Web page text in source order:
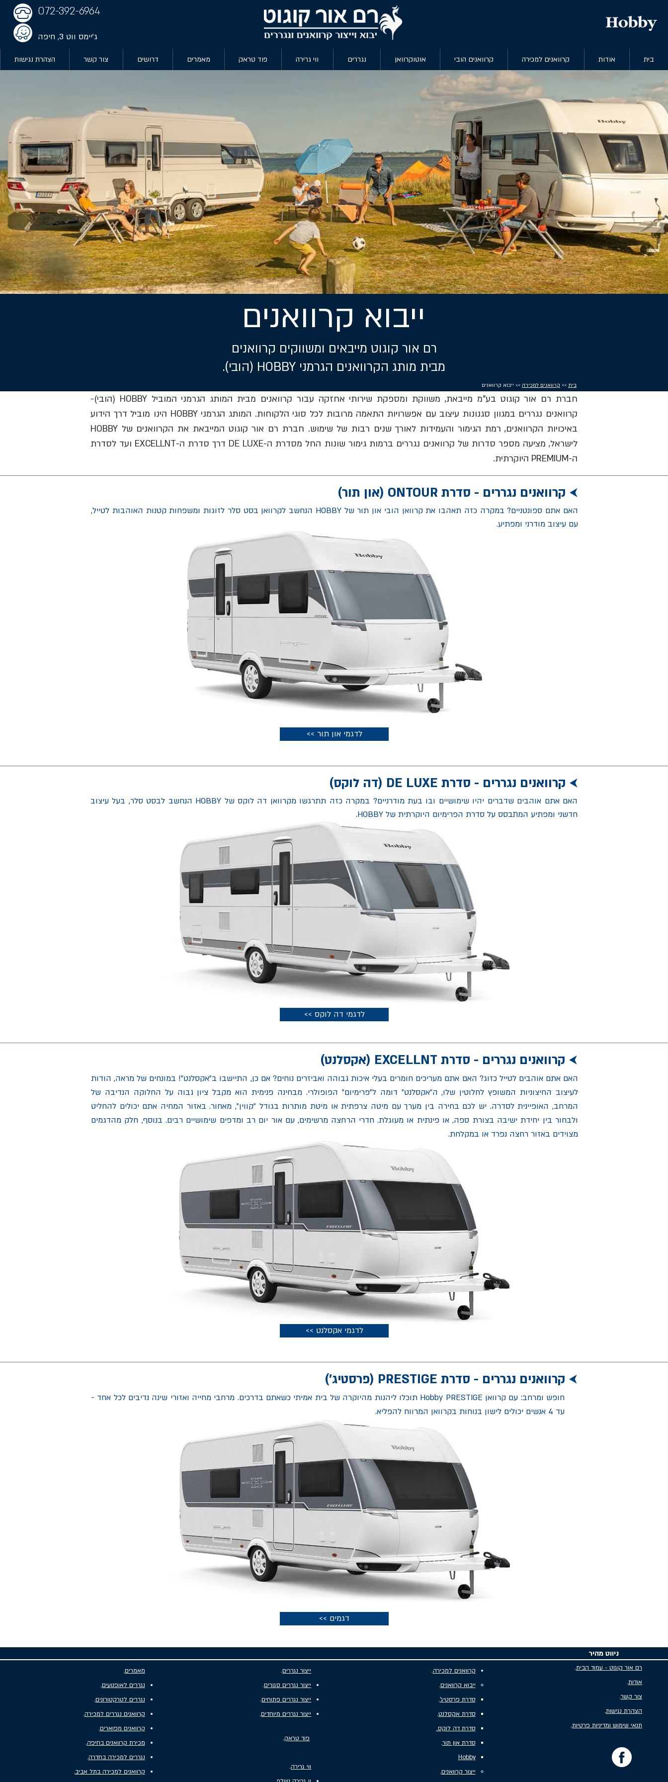
072-392-6964
ג'יימס ווט 3, חיפה
בית אודות קרוואנים למכירה קרוואנים הובי אוטוקרוואן נגררים ווי גרירה פוד טראק מאמרים דרושים צור קשר הצהרת נגישות
ייבוא קרוואנים
רם אור קוגוט מייבאים ומשווקים קרוואנים
מבית מותג הקרוואנים הגרמני HOBBY (הובי).
בית >> קרוואנים למכירה >> ייבוא קרוואנים
חברת רם אור קוגוט בע"מ מייבאת, משווקת ומספקת שירותי אחזקה עבור קרוואנים מבית המותג הגרמני המוביל HOBBY (הובי)-
קרוואנים נגררים במגוון סגנונות עיצוב עם אפשרויות התאמה מרובות לכל סוגי הלקוחות. המותג הגרמני HOBBY הינו מוביל דרך הידוע
באיכויות הקרוואנים, רמת הגימור והעמידות לאורך שנים רבות של שימוש. חברת רם אור קוגוט המייבאת את הקרוואנים של HOBBY
לישראל, מציעה מספר סדרות של קרוואנים נגררים ברמות גימור שונות החל מסדרת ה-DE LUXE דרך סדרת ה-EXCELLNT ועד לסדרת
ה-PREMIUM היוקרתית.
⮜ קרוואנים נגררים - סדרת ONTOUR (און תור)
האם אתם ספונטניים? במקרה כזה תאהבו את קרוואן הובי און תור של HOBBY הנחשב לקרוואן בסט סלר לזוגות ומשפחות קטנות האוהבות לטייל,
עם עיצוב מודרני ומפתיע.
המלאי אזל!
<< לדגמי און תור
⮜ קרוואנים נגררים - סדרת DE LUXE (דה לוקס)
האם אתם אוהבים שדברים יהיו שימושיים ובו בעת מודרניים? במקרה כזה תתרגשו מקרוואן דה לוקס של HOBBY הנחשב לבסט סלר, בעל עיצוב
חדשני ומפתיע המתבסס על סדרת הפרימיום היוקרתית של HOBBY
.
<< לדגמי דה לוקס
⮜ קרוואנים נגררים - סדרת EXCELLNT (אקסלנט)
האם אתם אוהבים לטייל כזוג? האם אתם מעריכים חומרים בעלי איכות גבוהה ואביזרים נוחים? אם כן, התיישבו ב"אקסלנט"! במונחים של מראה, הודות
לעיצוב החיצוניות המשופץ לחלוטין שלו, ה"אקסלנט" דומה ל"פרימיום" הפופולרי. מבחינה פנימית הוא מקבל ציון גבוה על החלוקה הנדיבה של
המרחב, האופיינית לסדרה. יש לכם בחירה בין מערך עם מיטה צרפתית או מיטת מותרות בגודל "קווין", מאחור. באזור המחיה אתם יכולים להחליט
ולבחור בין יחידת ישיבה בצורת ספה, או פינתית או מעוגלת. חדרי הרחצה מרשימים, עם אור יום רב ומדפים שימושיים רבים. בנוסף, חלק מהדגמים
מצוידים באזור רחצה נפרד או במקלחת.
<< לדגמי אקסלנט
⮜ קרוואנים נגררים - סדרת PRESTIGE (פרסטיג')
חופש ומרחב: עם קרוואן Hobby PRESTIGE תוכלו ליהנות מהיוקרה של בית אמיתי כשאתם בדרכים. מרחבי מחייה ואזורי שינה נדיבים לכל אחד -
עד 4 אנשים יכולים לישון בנוחות בקרוואן המרווח להפליא.
<< דגמים
ניווט מהיר
מאמרים.
נגררים לאופנועים.
נגררים לטרקטורונים.
קרוואנים נגררים למכירה.
קרוואנים מפוארים.
מכירת קרוואנים בחיפה.
נגררים למכירה בחדרה.
קרוואנים למכירה בתל אביב.
ייצור נגררים.
ייצור נגררים סגורים.
ייצור נגררים פתוחים.
ייצור נגררים מיוחדים.
פוד טראק.
ווי גרירה.
קרוואנים למכירה.
ייבוא קרוואנים.
סדרת פרסטיג'.
סדרת אקסלנט.
סדרת דה לוקס.
סדרת און תור.
Hobby
ייצור קרוואנים.
רם אור קוגוט - עמוד הבית.
אודות.
צור קשר.
הצהרת נגישות.
תנאי שימוש ומדיניות פרטיות.